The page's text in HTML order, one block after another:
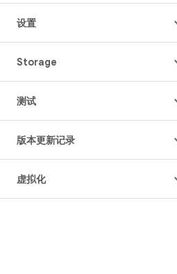
设置
Storage
测试
版本更新记录
虚拟化